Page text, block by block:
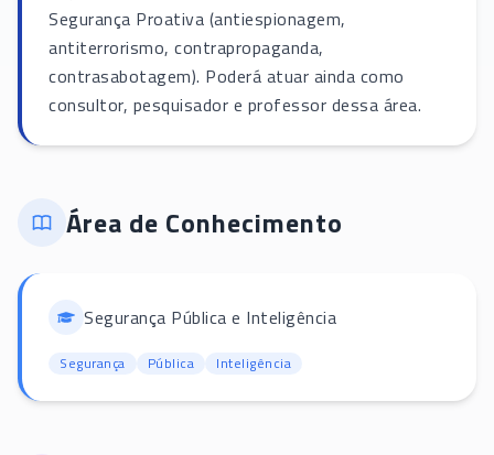
Segurança Proativa (antiespionagem,
antiterrorismo, contrapropaganda,
contrasabotagem). Poderá atuar ainda como
consultor, pesquisador e professor dessa área.
Área de Conhecimento
Segurança Pública e Inteligência
Segurança Pública Inteligência